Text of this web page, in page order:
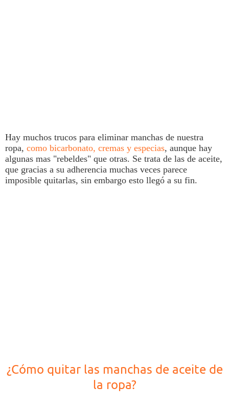
Hay muchos trucos para eliminar manchas de nuestra
ropa, como bicarbonato, cremas y especias, aunque hay
algunas mas "rebeldes" que otras. Se trata de las de aceite,
que gracias a su adherencia muchas veces parece
imposible quitarlas, sin embargo esto llegó a su fin.
¿Cómo quitar las manchas de aceite de
la ropa?